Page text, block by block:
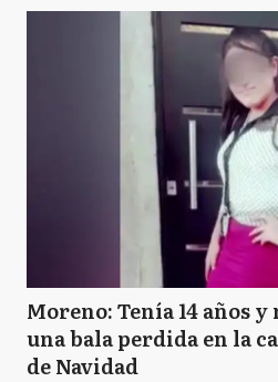
Moreno: Tenía 14 años
una bala perdida en la
de Navidad